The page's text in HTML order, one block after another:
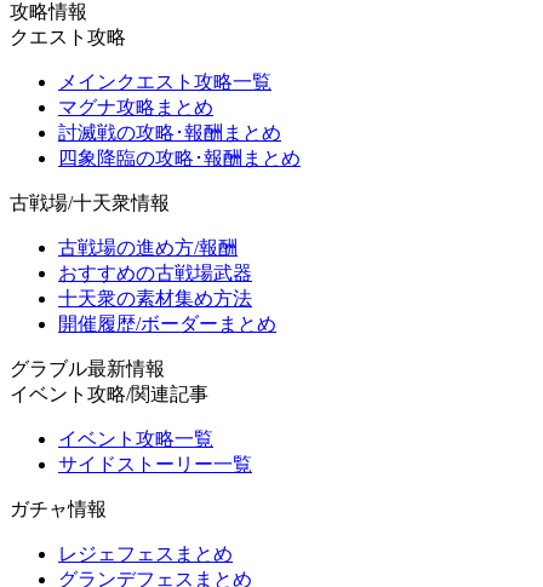
攻略情報
クエスト攻略
メインクエスト攻略一覧
マグナ攻略まとめ
討滅戦の攻略･報酬まとめ
四象降臨の攻略･報酬まとめ
古戦場/十天衆情報
古戦場の進め方/報酬
おすすめの古戦場武器
十天衆の素材集め方法
開催履歴/ボーダーまとめ
グラブル最新情報
イベント攻略/関連記事
イベント攻略一覧
サイドストーリー一覧
ガチャ情報
レジェフェスまとめ
グランデフェスまとめ